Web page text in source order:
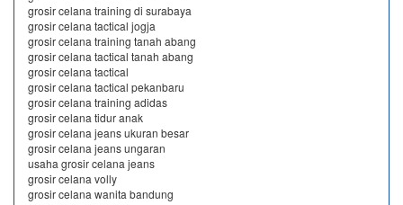
grosir celana training di surabaya
grosir celana tactical jogja
grosir celana training tanah abang
grosir celana tactical tanah abang
grosir celana tactical
grosir celana tactical pekanbaru
grosir celana training adidas
grosir celana tidur anak
grosir celana jeans ukuran besar
grosir celana jeans ungaran
usaha grosir celana jeans
grosir celana volly
grosir celana wanita bandung